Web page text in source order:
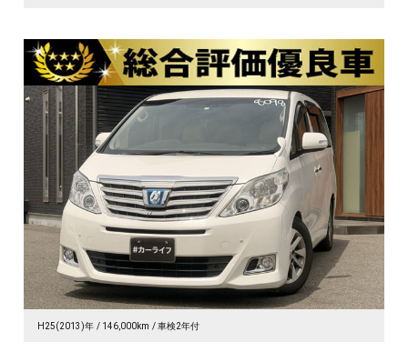
H25(2013)年 146,000km 車検2年付